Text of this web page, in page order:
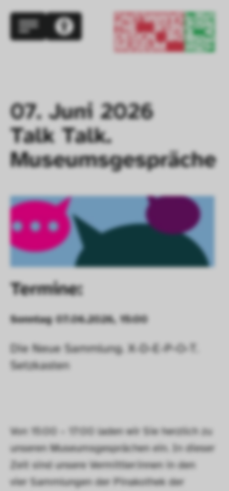
07. Juni 2026
Talk Talk.
Museumsgespräche
Termine:
Sonntag 07.06.2026, 15:00
Die Neue Sammlung. X-D-E-P-O-T.
Setzkasten
Von 15:00 – 17:00 laden wir Sie herzlich zu
unseren Museumsgesprächen ein. In dieser
Zeit sind unsere Vermittler:innen in den
vier Sammlungen der Pinakothek der